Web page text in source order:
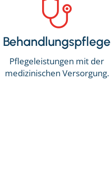
Behandlungspflege
Pflegeleistungen mit der
medizinischen Versorgung.